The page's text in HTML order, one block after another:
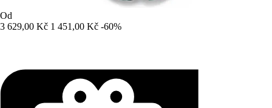
Od
3 629,00 Kč 1 451,00 Kč -60%